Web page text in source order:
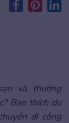
và thường
Bạn thích du
đi công